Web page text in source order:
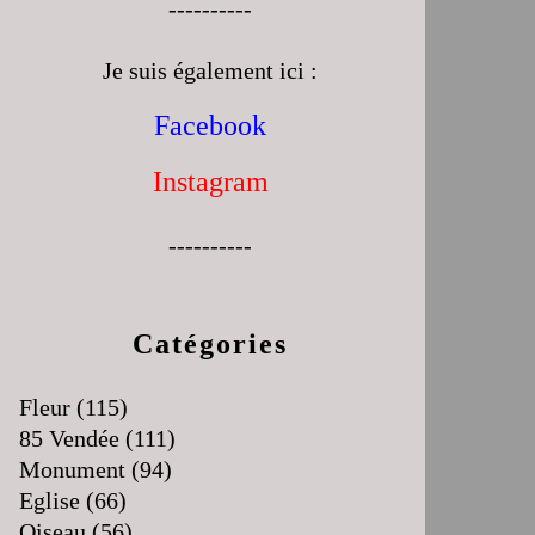
Catégories
Fleur (115)
85 Vendée (111)
Monument (94)
Eglise (66)
----------
Je suis également ici :
Facebook
Instagram
----------